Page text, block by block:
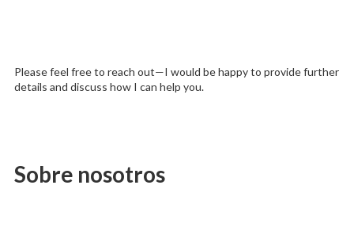
Please feel free to reach out—I would be happy to provide further
details and discuss how I can help you.
Sobre nosotros